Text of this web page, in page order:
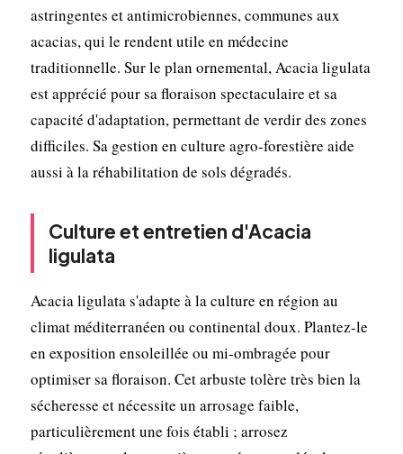
astringentes et antimicrobiennes, communes aux
acacias, qui le rendent utile en médecine
traditionnelle. Sur le plan ornemental, Acacia ligulata
est apprécié pour sa floraison spectaculaire et sa
capacité d'adaptation, permettant de verdir des zones
difficiles. Sa gestion en culture agro-forestière aide
aussi à la réhabilitation de sols dégradés.
Culture et entretien d'Acacia
ligulata
Acacia ligulata s'adapte à la culture en région au
climat méditerranéen ou continental doux. Plantez-le
en exposition ensoleillée ou mi-ombragée pour
optimiser sa floraison. Cet arbuste tolère très bien la
sécheresse et nécessite un arrosage faible,
particulièrement une fois établi ; arrosez